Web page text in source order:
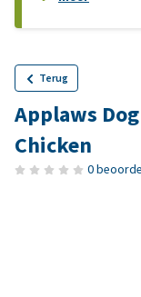
Terug
Applaws
Chicken
0